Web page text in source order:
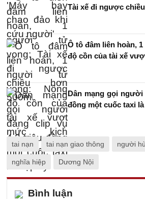
Tài xế đi ngược
Ô tô đâm liên hoàn,
độ cồn của tài xế
Dân mạng gọi
đồng một cuốc taxi
tai nạn tai nạn giao thông người
nghĩa hiệp Dương Nội
Bình luận